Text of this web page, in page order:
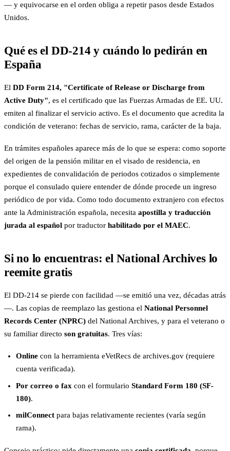
— y equivocarse en el orden obliga a repetir pasos desde Estados
Unidos.
Qué es el DD-214 y cuándo lo pedirán en
España
El DD Form 214, "Certificate of Release or Discharge from
Active Duty", es el certificado que las Fuerzas Armadas de EE. UU.
emiten al finalizar el servicio activo. Es el documento que acredita la
condición de veterano: fechas de servicio, rama, carácter de la baja.
En trámites españoles aparece más de lo que se espera: como soporte
del origen de la pensión militar en el visado de residencia, en
expedientes de convalidación de periodos cotizados o simplemente
porque el consulado quiere entender de dónde procede un ingreso
periódico de por vida. Como todo documento extranjero con efectos
ante la Administración española, necesita apostilla y traducción
jurada al español por traductor habilitado por el MAEC.
Si no lo encuentras: el National Archives lo
reemite gratis
El DD-214 se pierde con facilidad —se emitió una vez, décadas atrás
—. Las copias de reemplazo las gestiona el National Personnel
Records Center (NPRC) del National Archives, y para el veterano o
su familiar directo son gratuitas. Tres vías:
Onlinecon la herramienta eVetRecs de archives.gov (requiere
cuenta verificada).
Por correo o fax con el formulario Standard Form 180 (SF-
180).
milConnectpara bajas relativamente recientes (varía según
rama).